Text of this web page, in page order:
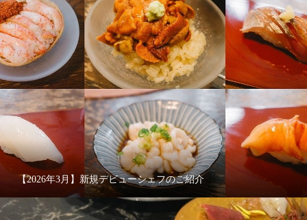
【2026年3月】新規デビューシェフのご紹介